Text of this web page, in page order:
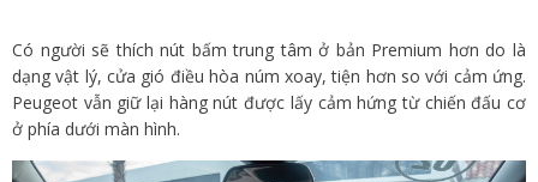
Có người sẽ thích nút bấm trung tâm ở bản Premium hơn do là
dạng vật lý, cửa gió điều hòa núm xoay, tiện hơn so với cảm ứng.
Peugeot vẫn giữ lại hàng nút được lấy cảm hứng từ chiến đấu cơ
ở phía dưới màn hình.